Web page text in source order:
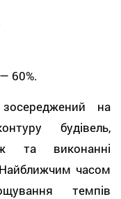
60%.
на
будівель,
та виконанні
Найближчим часом
темпів